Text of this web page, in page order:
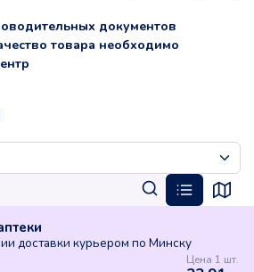
документов
товара необходимо
доставки курьером по Минску
Цена 1 шт.